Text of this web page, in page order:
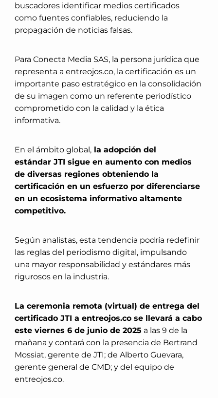
buscadores identificar medios certificados
como fuentes confiables, reduciendo la
propagación de noticias falsas.
Para Conecta Media SAS, la persona jurídica que
representa a entreojos.co, la certificación es un
importante paso estratégico en la consolidación
de su imagen como un referente periodístico
comprometido con la calidad y la ética
informativa.
En el ámbito global, la adopción del
estándar JTI sigue en aumento con medios
de diversas regiones obteniendo la
certificación en un esfuerzo por diferenciarse
en un ecosistema informativo altamente
competitivo.
Según analistas, esta tendencia podría redefinir
las reglas del periodismo digital, impulsando
una mayor responsabilidad y estándares más
rigurosos en la industria.
La ceremonia remota (virtual) de entrega del
certificado JTI a entreojos.co se llevará a cabo
este viernes 6 de junio de 2025 a las 9 de la
mañana y contará con la presencia de Bertrand
Mossiat, gerente de JTI; de Alberto Guevara,
gerente general de CMD; y del equipo de
entreojos.co.